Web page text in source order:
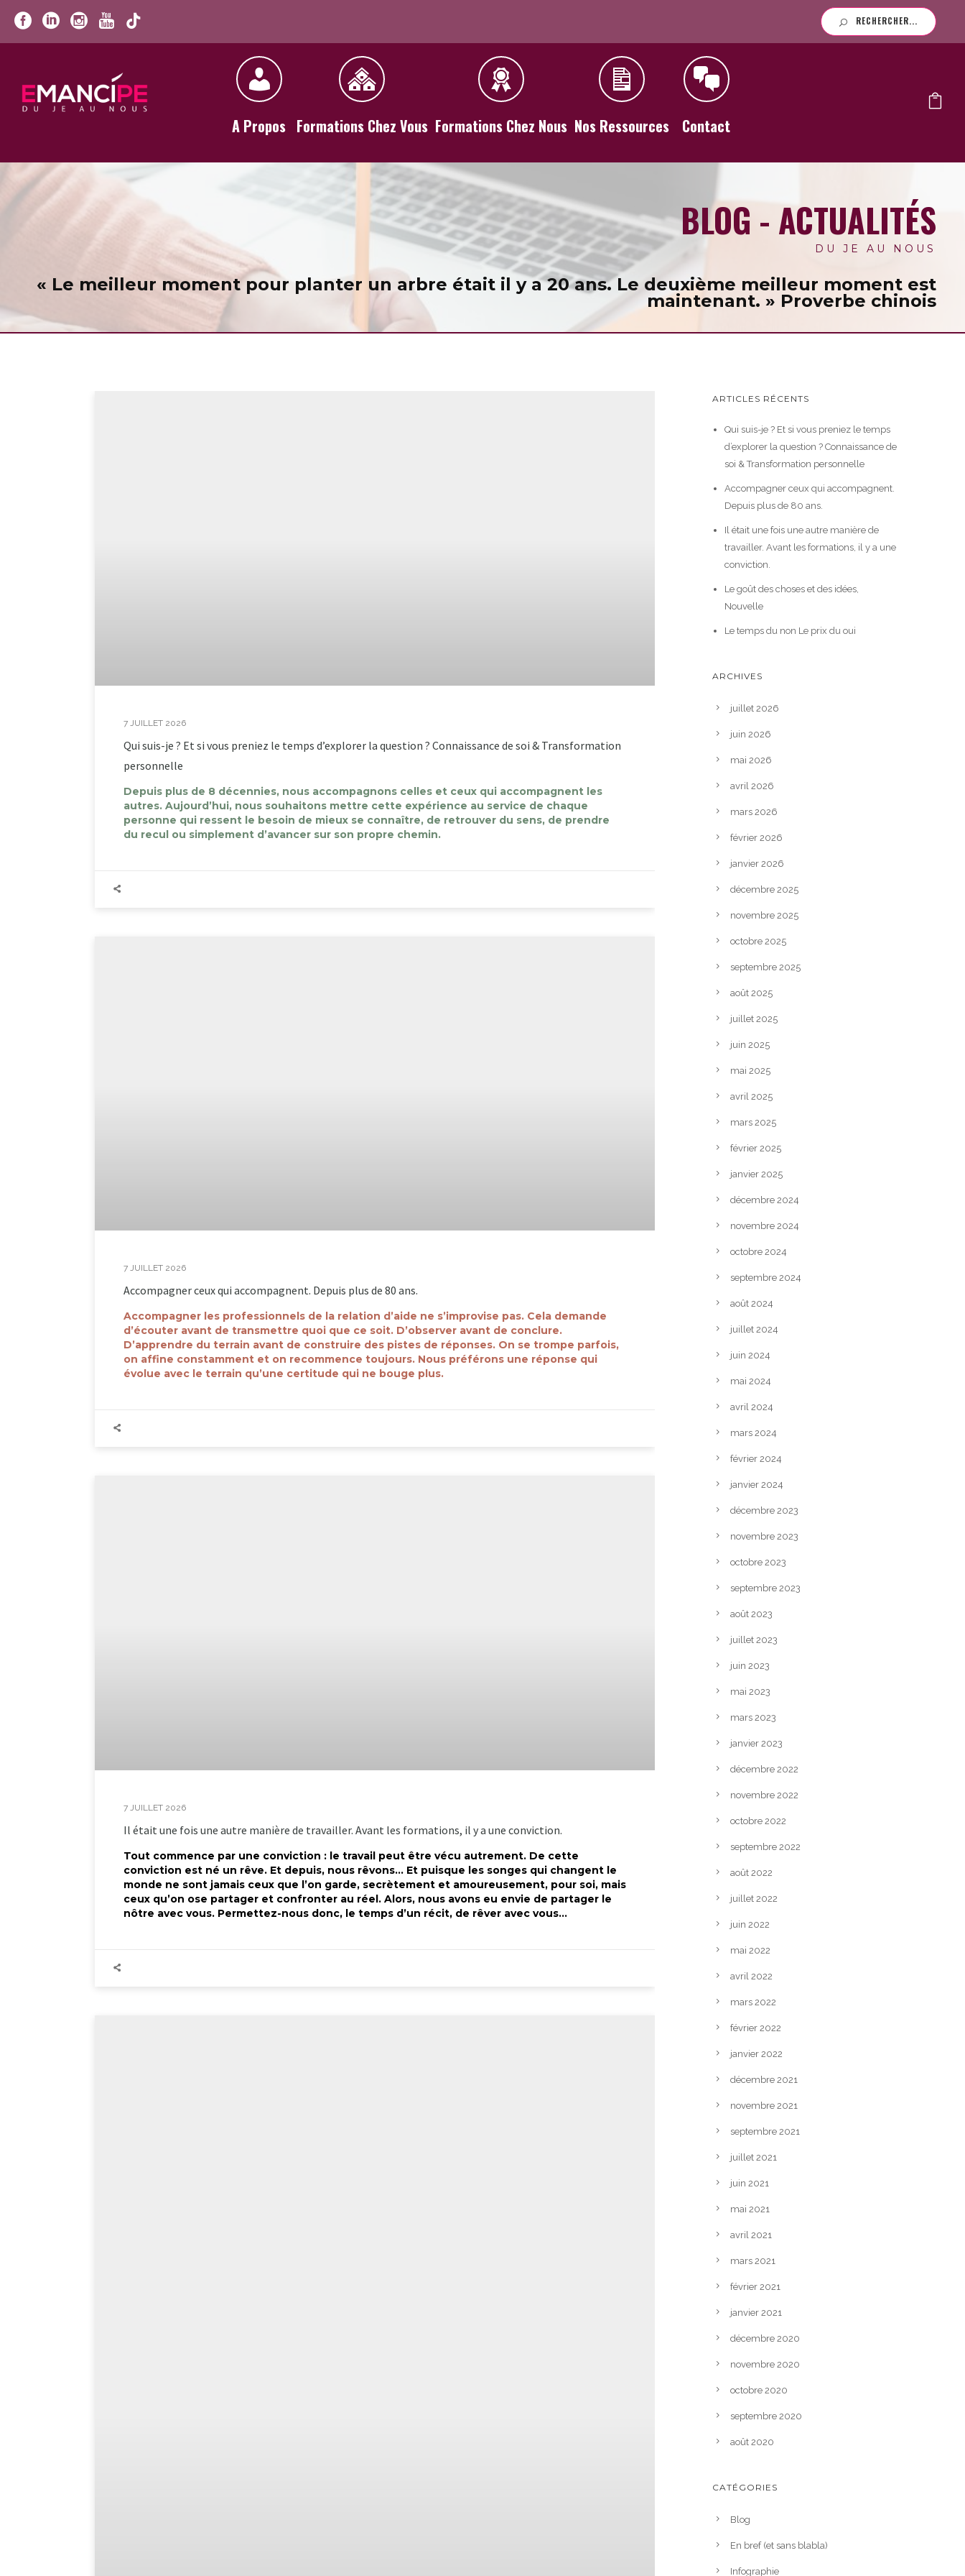
RECHERCHER...
A Propos Formations Chez Vous Formations Chez Nous Nos Ressources Contact
BLOG - ACTUALITÉS
DU JE AU NOUS
« Le meilleur moment pour planter un arbre était il y a 20 ans.Le deuxième meilleur moment est
maintenant. » Proverbe chinois
7 JUILLET 2026
Qui suis-je ? Et si vous preniez le temps d’explorer la question ? Connaissance de soi & Transformation
personnelle
Depuis plus de 8 décennies, nous accompagnons celles et ceux qui accompagnent les
autres. Aujourd’hui, nous souhaitons mettre cette expérience au service de chaque
personne qui ressent le besoin de mieux se connaître, de retrouver du sens, de prendre
du recul ou simplement d’avancer sur son propre chemin.
7 JUILLET 2026
Accompagner ceux qui accompagnent. Depuis plus de 80 ans.
Accompagner les professionnels de la relation d’aide ne s’improvise pas. Cela demande
d’écouter avant de transmettre quoi que ce soit. D’observer avant de conclure.
D’apprendre du terrain avant de construire des pistes de réponses. On se trompe parfois,
on affine constamment et on recommence toujours. Nous préférons une réponse qui
évolue avec le terrain qu’une certitude qui ne bouge plus.
7 JUILLET 2026
Il était une fois une autre manière de travailler. Avant les formations, il y a une conviction.
Tout commence par une conviction : le travail peut être vécu autrement. De cette
conviction est né un rêve. Et depuis, nous rêvons… Et puisque les songes qui changent le
monde ne sont jamais ceux que l’on garde, secrètement et amoureusement, pour soi, mais
ceux qu’on ose partager et confronter au réel. Alors, nous avons eu envie de partager le
nôtre avec vous. Permettez-nous donc, le temps d’un récit, de rêver avec vous…
ARTICLES RÉCENTS
Qui suis-je ? Et si vous preniez le temps
d’explorer la question ? Connaissance de
soi & Transformation personnelle
Accompagner ceux qui accompagnent.
Depuis plus de 80 ans.
Il était une fois une autre manière de
travailler. Avant les formations, il y a une
conviction.
Le goût des choses et des idées,
Nouvelle
Le temps du non Le prix du oui
ARCHIVES
juillet 2026
juin 2026
mai 2026
avril 2026
mars 2026
février 2026
janvier 2026
décembre 2025
novembre 2025
octobre 2025
septembre 2025
août 2025
juillet 2025
juin 2025
mai 2025
avril 2025
mars 2025
février 2025
janvier 2025
décembre 2024
novembre 2024
octobre 2024
septembre 2024
août 2024
juillet 2024
juin 2024
mai 2024
avril 2024
mars 2024
février 2024
janvier 2024
décembre 2023
novembre 2023
octobre 2023
septembre 2023
août 2023
juillet 2023
juin 2023
mai 2023
mars 2023
janvier 2023
décembre 2022
novembre 2022
octobre 2022
septembre 2022
août 2022
juillet 2022
juin 2022
mai 2022
avril 2022
mars 2022
février 2022
janvier 2022
décembre 2021
novembre 2021
septembre 2021
juillet 2021
juin 2021
mai 2021
avril 2021
mars 2021
février 2021
janvier 2021
décembre 2020
novembre 2020
octobre 2020
septembre 2020
août 2020
CATÉGORIES
Blog
En bref (et sans blabla)
Infographie